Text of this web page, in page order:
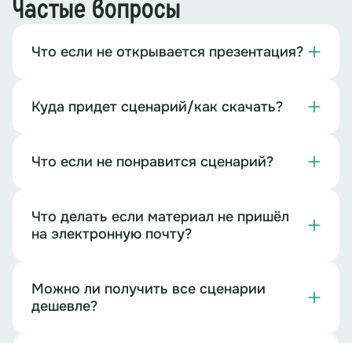
Частые вопросы
Что если не открывается презентация?
Куда придет сценарий/как скачать?
Что если не понравится сценарий?
Что делать если материал не пришёл
на электронную почту?
Можно ли получить все сценарии
дешевле?